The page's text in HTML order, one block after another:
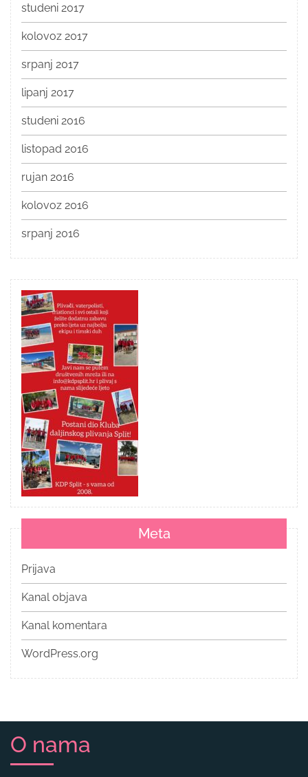
studeni 2017
kolovoz 2017
srpanj 2017
lipanj 2017
studeni 2016
listopad 2016
rujan 2016
kolovoz 2016
srpanj 2016
Meta
Prijava
Kanal objava
Kanal komentara
WordPress.org
O nama